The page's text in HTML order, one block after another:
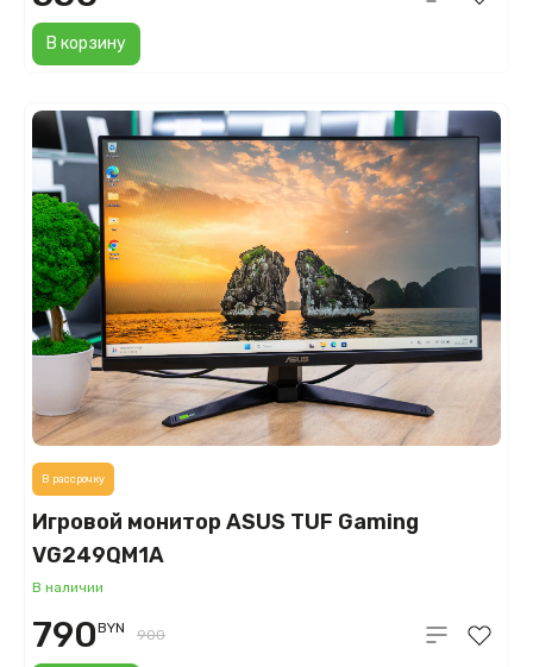
В корзину
Игровой монитор ASUS TUF Gaming
VG249QM1A
В наличии
В рассрочку
790BYN 900